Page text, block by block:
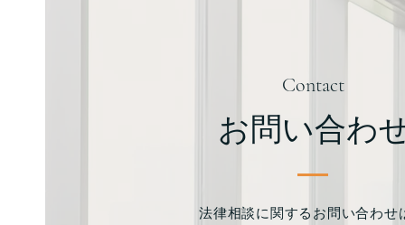
Contact
お問い合わ
法律相談に関するお問い合わせ